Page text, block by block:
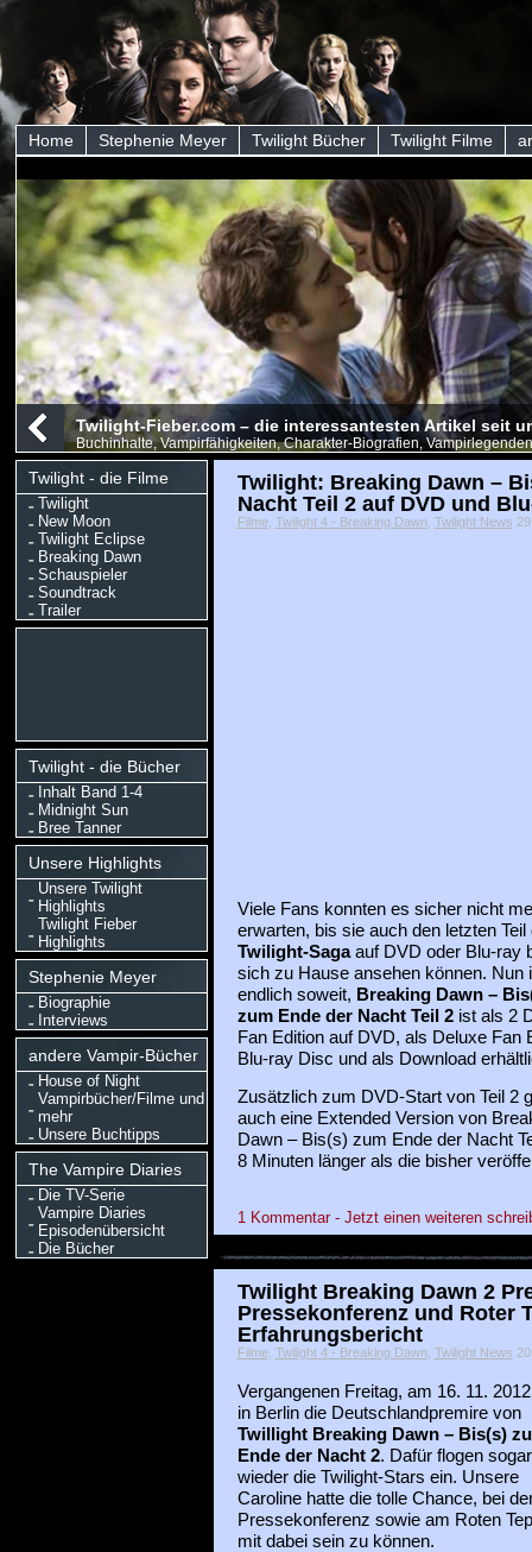
Home Stephenie Meyer Twilight Bücher Twilight Filme
Twilight-Fieber.com – die interessantesten Artikel seit
Buchinhalte, Vampirfähigkeiten, Charakter-Biografien,
Twilight - die Filme
Twilight
New Moon
Twilight Eclipse
Breaking Dawn
Schauspieler
Soundtrack
Trailer
Twilight - die Bücher
Inhalt Band 1-4
Midnight Sun
Bree Tanner
Unsere Highlights
Unsere Twilight
Highlights
Twilight Fieber
Highlights
Stephenie Meyer
Biographie
Interviews
andere Vampir-Bücher
House of Night
Vampirbücher/Filme und
mehr
Unsere Buchtipps
The Vampire Diaries
Die TV-Serie
Vampire Diaries
Episodenübersicht
Die Bücher
Twilight: Breaking Dawn –
Nacht Teil 2 auf DVD und
Filme, Twilight 4 - Breaking Dawn, Twilight News
Viele Fans konnten es sicher nicht
erwarten, bis sie auch den letzten Teil
Twilight-Sagaauf DVD oder Blu-ray
sich zu Hause ansehen können. Nun
endlich soweit, Breaking Dawn –
zum Ende der Nacht Teil 2ist als 2
Fan Edition auf DVD, als Deluxe Fan
Blu-ray Disc und als Download
Zusätzlich zum DVD-Start von Teil 2
auch eine Extended Version von
Dawn – Bis(s) zum Ende der Nacht
8 Minuten länger als die bisher
1 Kommentar - Jetzt einen weiteren
Twilight Breaking Dawn 2
Pressekonferenz und Roter
Erfahrungsbericht
Filme, Twilight 4 - Breaking Dawn, Twilight News
Vergangenen Freitag, am 16. 11.
in Berlin die Deutschlandpremire von
Twillight Breaking Dawn – Bis(s)
Ende der Nacht 2. Dafür flogen sogar
wieder die Twilight-Stars ein. Unsere
Caroline hatte die tolle Chance, bei
Pressekonferenz sowie am Roten
mit dabei sein zu können.